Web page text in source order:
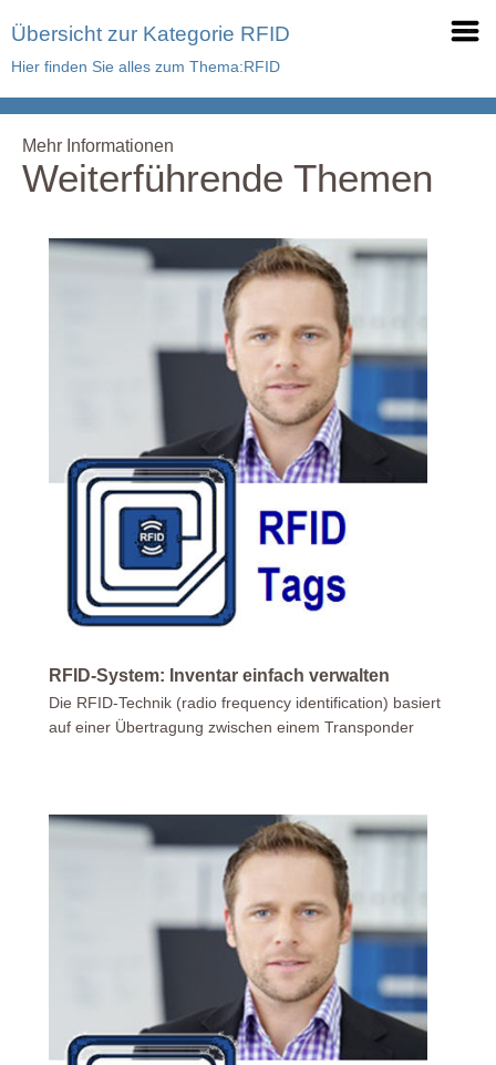
Übersicht zur Kategorie RFID
Hier finden Sie alles zum Thema:RFID
Mehr Informationen
Weiterführende Themen
RFID-System: Inventar einfach verwalten
Die RFID-Technik (radio frequency identification) basiert
auf einer Übertragung zwischen einem Transponder